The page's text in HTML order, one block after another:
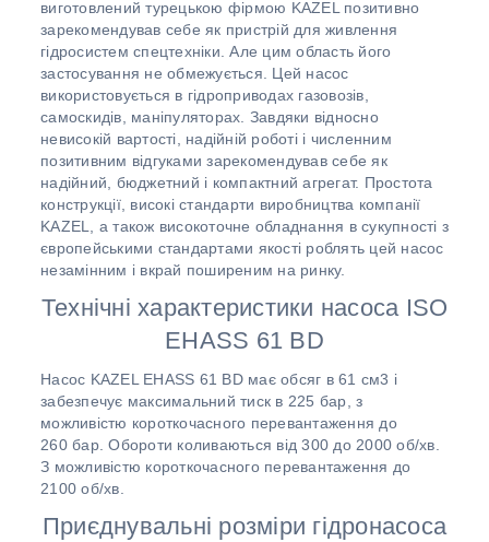
виготовлений турецькою фірмою KAZEL позитивно
зарекомендував себе як пристрій для живлення
гідросистем спецтехніки. Але цим область його
застосування не обмежується. Цей насос
використовується в гідроприводах газовозів,
самоскидів, маніпуляторах. Завдяки відносно
невисокій вартості, надійній роботі і численним
позитивним відгуками зарекомендував себе як
надійний, бюджетний і компактний агрегат. Простота
конструкції, високі стандарти виробництва компанії
KAZEL, а також високоточне обладнання в сукупності з
європейськими стандартами якості роблять цей насос
незамінним і вкрай поширеним на ринку.
Технічні характеристики насоса ISO
EHASS 61 BD
Насос KAZEL EHASS 61 BD має обсяг в 61 см3 і
забезпечує максимальний тиск в 225 бар, з
можливістю короткочасного перевантаження до
260 бар. Обороти коливаються від 300 до 2000 об/хв.
З можливістю короткочасного перевантаження до
2100 об/хв.
Приєднувальні розміри гідронасоса